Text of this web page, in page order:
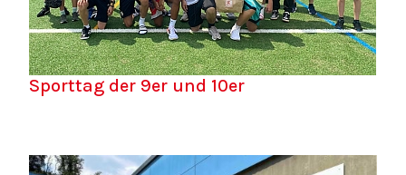
Sporttag der 9er und 10er